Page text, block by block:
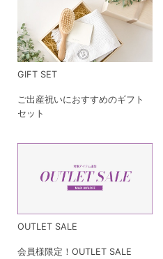
GIFT SET
ご出産祝いにおすすめのギフト
セット
OUTLET SALE
会員様限定！OUTLET SALE